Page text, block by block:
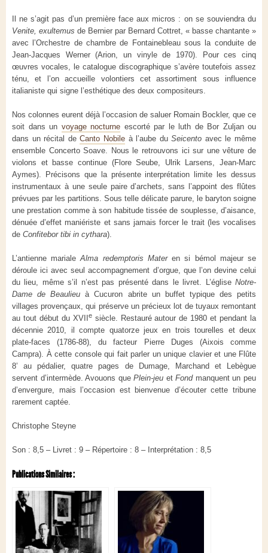
Il ne s’agit pas d’un première face aux micros : on se souviendra du
Venite, exultemus de Bernier par Bernard Cottret, « basse chantante »
avec l’Orchestre de chambre de Fontainebleau sous la conduite de
Jean-Jacques Werner (Arion, un vinyle de 1970). Pour ces cinq
œuvres vocales, le catalogue discographique s’avère toutefois assez
ténu, et l’on accueille volontiers cet assortiment sous influence
italianiste qui signe l’esthétique des deux compositeurs.
Nos colonnes eurent déjà l’occasion de saluer Romain Bockler, que ce
soit dans un voyage nocturne escorté par le luth de Bor Zuljan ou
dans un récital deCanto Nobileà l’aube duSeicento avec le même
ensemble Concerto Soave. Nous le retrouvons ici sur une vêture de
violons et basse continue (Flore Seube, Ulrik Larsens, Jean-Marc
Aymes). Précisons que la présente interprétation limite les dessus
instrumentaux à une seule paire d’archets, sans l’appoint des flûtes
prévues par les partitions. Sous telle délicate parure, le baryton soigne
une prestation comme à son habitude tissée de souplesse, d’aisance,
dénuée d’effet maniériste et sans jamais forcer le trait (les vocalises
de Confitebor tibi in cythara).
L’antienne marialeAlma redemptoris Materen si bémol majeur se
déroule ici avec seul accompagnement d’orgue, que l’on devine celui
du lieu, même s’il n’est pas présenté dans le livret. L’église Notre-
Dame de Beaulieu à Cucuron abrite un buffet typique des petits
villages provençaux, qui préserve un précieux lot de tuyaux remontant
au tout début du XVIIesiècle. Restauré autour de 1980 et pendant la
décennie 2010, il compte quatorze jeux en trois tourelles et deux
plate-faces (1786-88), du facteur Pierre Duges (Aixois comme
Campra). À cette console qui fait parler un unique clavier et une Flûte
8’ au pédalier, quatre pages de Dumage, Marchand et Lebègue
servent d’intermède. Avouons quePlein-jeu etFondmanquent un peu
d’envergure, mais l’occasion est bienvenue d’écouter cette tribune
rarement captée.
Christophe Steyne
Son : 8,5 – Livret : 9 – Répertoire : 8 – Interprétation : 8,5
Publications Similaires :